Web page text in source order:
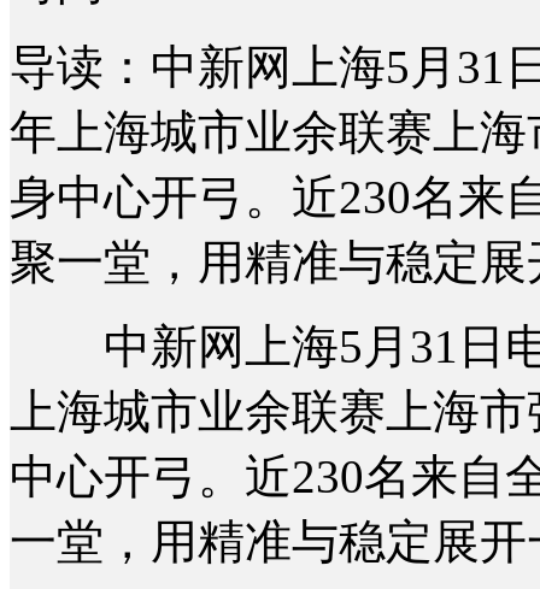
导读：中新网上海5月31
年上海城市业余联赛上
身中心开弓。近230名来
聚一堂，用精准与稳定
中新网上海5月31日电
上海城市业余联赛上海
中心开弓。近230名来自
一堂，用精准与稳定展